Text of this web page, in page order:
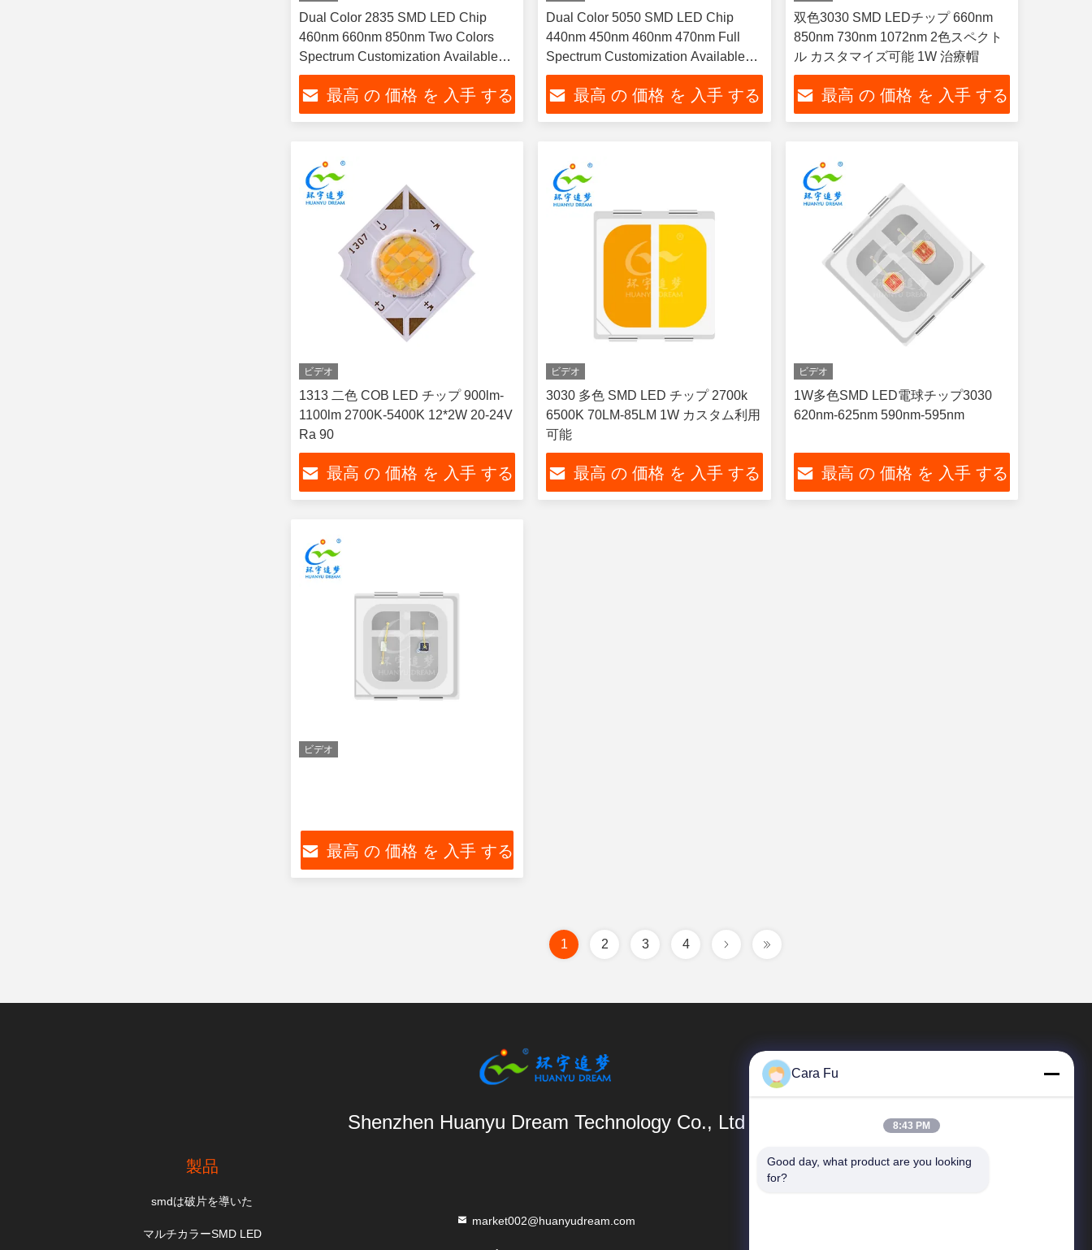
Dual Color 2835 SMD LED Chip
460nm 660nm 850nm Two Colors
Spectrum Customization Available
1W For Therapy Mask Belt
最高 の 価格 を 入手 する
Dual Color 5050 SMD LED Chip
440nm 450nm 460nm 470nm Full
Spectrum Customization Available
1W For Outdoor portable flashlights
最高 の 価格 を 入手 する
双色3030 SMD LEDチップ 660nm
850nm 730nm 1072nm 2色スペクト
ル カスタマイズ可能 1W 治療帽
最高 の 価格 を 入手 する
ビデオ
1313 二色 COB LED チップ 900lm-
1100lm 2700K-5400K 12*2W 20-24V
Ra 90
最高 の 価格 を 入手 する
ビデオ
3030 多色 SMD LED チップ 2700k
6500K 70LM-85LM 1W カスタム利用
可能
最高 の 価格 を 入手 する
ビデオ
1W多色SMD LED電球チップ3030
620nm-625nm 590nm-595nm
最高 の 価格 を 入手 する
ビデオ
最高 の 価格 を 入手 する
1 2 3 4
Shenzhen Huanyu Dream Technology Co., Ltd
製品
smdは破片を導いた
マルチカラーSMD LED
market002@huanyudream.com
簡単なリンク
Cara Fu
8:43 PM
Good day, what product are you looking
for?